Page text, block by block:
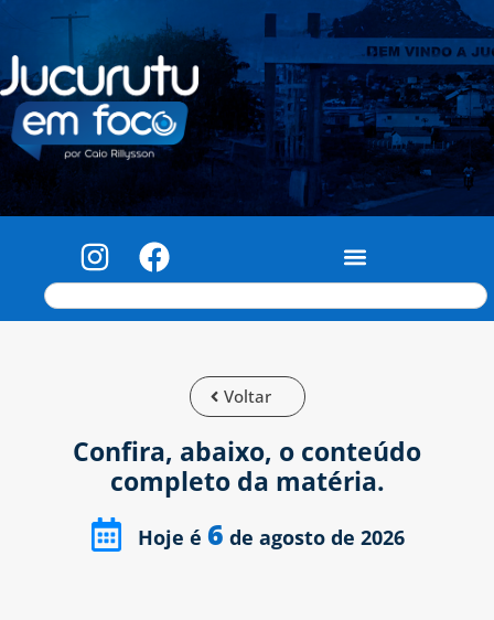
Voltar
Confira, abaixo, o conteúdo
completo da matéria.
Hoje é 6 de agosto de 2026